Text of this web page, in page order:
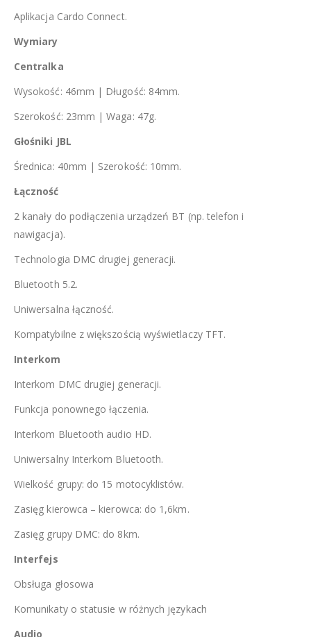
Aplikacja Cardo Connect.
Wymiary
Centralka
Wysokość: 46mm | Długość: 84mm.
Szerokość: 23mm | Waga: 47g.
Głośniki JBL
Średnica: 40mm | Szerokość: 10mm.
Łączność
2 kanały do podłączenia urządzeń BT (np. telefon i
nawigacja).
Technologia DMC drugiej generacji.
Bluetooth 5.2.
Uniwersalna łączność.
Kompatybilne z większością wyświetlaczy TFT.
Interkom
Interkom DMC drugiej generacji.
Funkcja ponownego łączenia.
Interkom Bluetooth audio HD.
Uniwersalny Interkom Bluetooth.
Wielkość grupy: do 15 motocyklistów.
Zasięg kierowca – kierowca: do 1,6km.
Zasięg grupy DMC: do 8km.
Interfejs
Obsługa głosowa
Komunikaty o statusie w różnych językach
Audio